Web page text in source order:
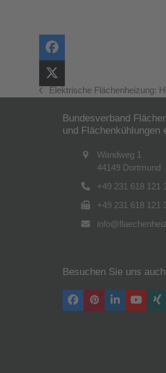
vorheriger
Elektrische Flächenheizung:
Bundesverband
und Flächenkühlungen
Wandweg 1
44149 Dortmund
+49 231 618 121
+49 231 618 121
Besuchen Sie uns
Facebook
PinterestLinkedIn